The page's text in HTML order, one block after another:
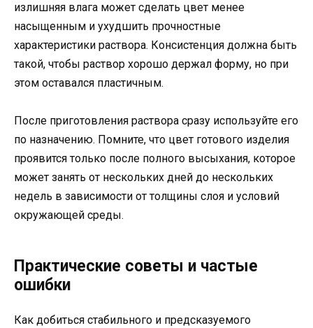
излишняя влага может сделать цвет менее
насыщенным и ухудшить прочностные
характеристики раствора. Консистенция должна быть
такой, чтобы раствор хорошо держал форму, но при
этом оставался пластичным.
После приготовления раствора сразу используйте его
по назначению. Помните, что цвет готового изделия
проявится только после полного высыхания, которое
может занять от нескольких дней до нескольких
недель в зависимости от толщины слоя и условий
окружающей среды.
Практические советы и частые
ошибки
Как добиться стабильного и предсказуемого